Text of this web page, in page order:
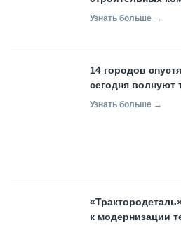
Узнать больше →
14 городов
сегодня волнуют
Узнать больше →
к модернизации